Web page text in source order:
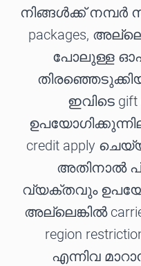
നിങ്ങൾക്ക് നമ്പർ
packages,
പോലുള്ള
ഇവിടെ gift
credit apply
അതിനാൽ
വ്യക്തവും
അല്ലെങ്കിൽ
region
എന്നിവ